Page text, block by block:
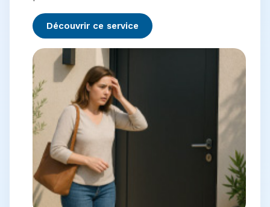
Découvrir ce service